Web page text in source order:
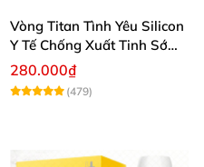
Vòng Titan Tình Yêu Silicon
Y Tế Chống Xuất Tinh Sớm
Cao Cấp
280.000₫
(479)